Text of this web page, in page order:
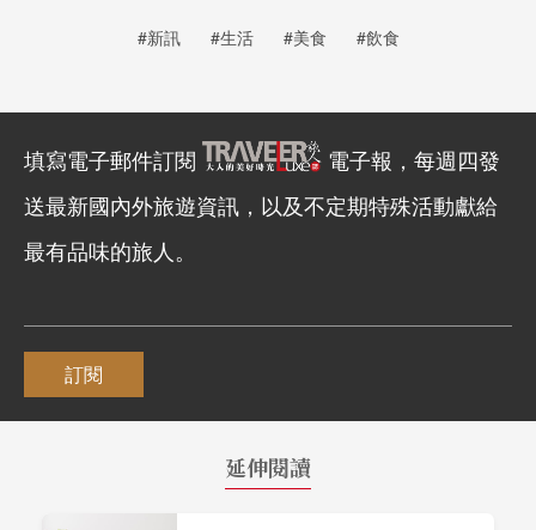
#新訊 #生活 #美食 #飲食
填寫電子郵件訂閱
電子報，每週四發
送最新國內外旅遊資訊，以及不定期特殊活動獻給
最有品味的旅人。
訂閱
延伸閱讀